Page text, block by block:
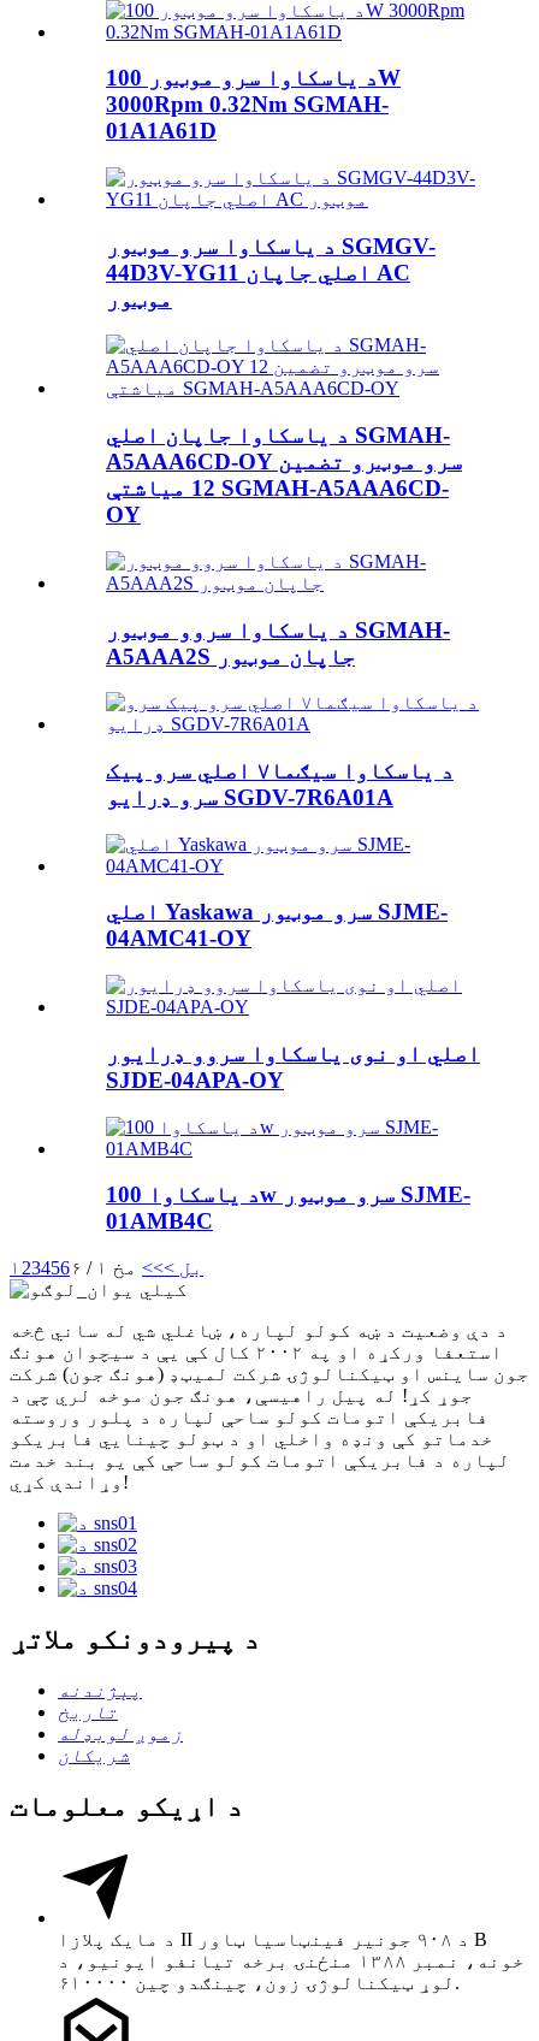
د یاسکاوا سرو موټور 100W
3000Rpm 0.32Nm SGMAH-
01A1A61D
د یاسکاوا سرو موټور SGMGV-
44D3V-YG11 اصلي جاپان AC
موټور
د یاسکاوا جاپان اصلي SGMAH-
A5AAA6CD-OY سرو موټرو تضمین
12 میاشتې SGMAH-A5AAA6CD-
OY
د یاسکاوا سروو موټور SGMAH-
A5AAA2S جاپان موټور
د یاسکاوا سیګما۷ اصلي سرو پیک
سرو ډرایو SGDV-7R6A01A
اصلي Yaskawa سرو موټور SJME-
04AMC41-OY
اصلي او نوی یاسکاوا سروو ډرایور
SJDE-04APA-OY
د یاسکاوا 100w سرو موټور SJME-
01AMB4C
۱ 23456 بل >>> مخ ۱ / ۶
د دې وضعیت د ښه کولو لپاره، ښاغلي شي له ساني څخه
استعفا ورکړه او په ۲۰۰۲ کال کې یې د سیچوان هونګ
جون ساینس او ​​ټیکنالوژۍ شرکت لمیټډ (هونګ جون) شرکت
جوړ کړ! له پیل راهیسې، هونګ جون موخه لري چې د
فابریکې اتومات کولو ساحې لپاره د پلور وروسته
خدماتو کې ونډه واخلي او د ټولو چینایي فابریکو
لپاره د فابریکې اتومات کولو ساحې کې یو بند خدمت
وړاندې کړي!
د پیرودونکو ملاتړ
پېژندنه
تاریخ
زموږ لوبډله
شریکان
د اړیکو معلومات
د مایک پلازا II د ۹۰۸ جونیر فینټاسیا ټاور B
خونه، نمبر ۱۳۸۸ منځنۍ برخه تیانفو ایونیو، د
لوړ ټیکنالوژۍ زون، چینګدو چین ۶۱۰۰۰۰.